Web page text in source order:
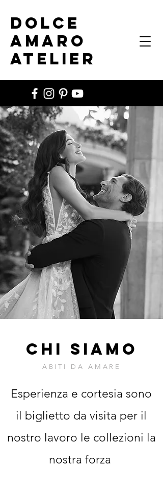
DOLCE
AMARO
ATELIER
chi siamo
ABITI DA AMARE
Esperienza e cortesia sono
il biglietto da visita per il
nostro lavoro le collezioni la
nostra forza